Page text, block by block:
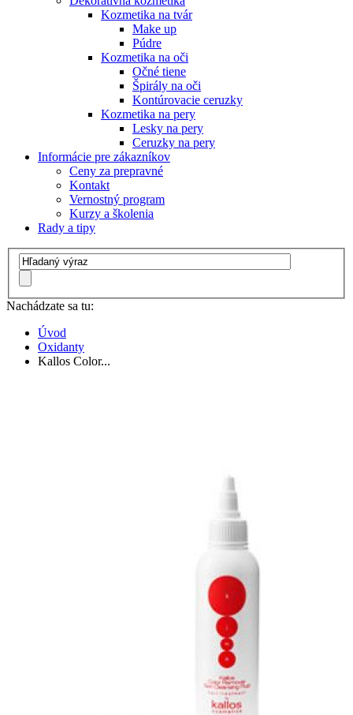
Kozmetika na tvár
Make up
Púdre
Kozmetika na oči
Očné tiene
Špirály na oči
Kontúrovacie ceruzky
Kozmetika na pery
Lesky na pery
Ceruzky na pery
Informácie pre zákazníkov
Ceny za prepravné
Kontakt
Vernostný program
Kurzy a školenia
Rady a tipy
Nachádzate sa tu:
Úvod
Oxidanty
Kallos Color...